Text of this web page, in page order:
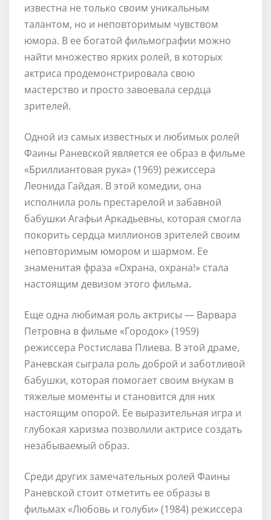
известна не только своим уникальным
талантом, но и неповторимым чувством
юмора. В ее богатой фильмографии можно
найти множество ярких ролей, в которых
актриса продемонстрировала свою
мастерство и просто завоевала сердца
зрителей.
Одной из самых известных и любимых ролей
Фаины Раневской является ее образ в фильме
«Бриллиантовая рука» (1969) режиссера
Леонида Гайдая. В этой комедии, она
исполнила роль престарелой и забавной
бабушки Агафьи Аркадьевны, которая смогла
покорить сердца миллионов зрителей своим
неповторимым юмором и шармом. Ее
знаменитая фраза «Охрана, охрана!» стала
настоящим девизом этого фильма.
Еще одна любимая роль актрисы — Варвара
Петровна в фильме «Городок» (1959)
режиссера Ростислава Плиева. В этой драме,
Раневская сыграла роль доброй и заботливой
бабушки, которая помогает своим внукам в
тяжелые моменты и становится для них
настоящим опорой. Ее выразительная игра и
глубокая харизма позволили актрисе создать
незабываемый образ.
Среди других замечательных ролей Фаины
Раневской стоит отметить ее образы в
фильмах «Любовь и голуби» (1984) режиссера